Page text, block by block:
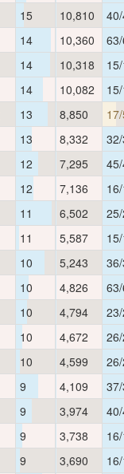
15 10,810
14 10,360
14 10,318
14 10,082
13 8,850
13 8,332
12 7,295
12 7,136
11 6,502
11 5,587
10 5,243
10 4,826
10 4,794
10 4,672
10 4,599
9 4,109
9 3,974
9 3,738
9 3,690